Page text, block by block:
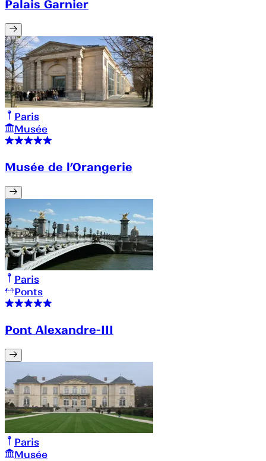
Palais Garnier
Paris
Musée
Musée de l’Orangerie
Paris
Ponts
Pont Alexandre-III
Paris
Musée